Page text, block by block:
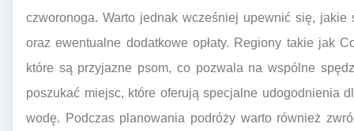
czworonoga. Warto jednak wcześniej upewnić się,
oraz ewentualne dodatkowe opłaty. Regiony takie jak
które są przyjazne psom, co pozwala na wspólne
poszukać miejsc, które oferują specjalne udogodnienia
wodę. Podczas planowania podróży warto również